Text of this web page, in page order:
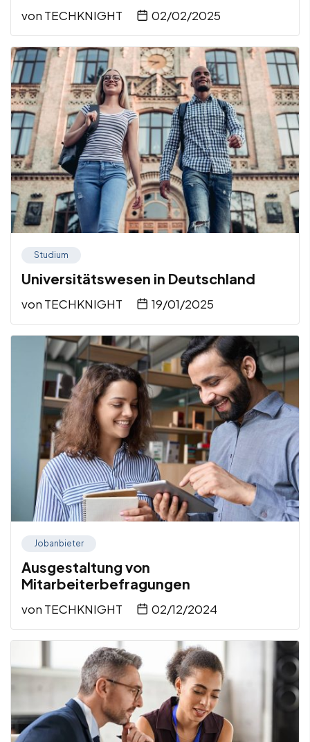
von TECHKNIGHT 02/02/2025
Studium
Universitätswesen in Deutschland
von TECHKNIGHT 19/01/2025
Jobanbieter
Ausgestaltung von
Mitarbeiterbefragungen
von TECHKNIGHT 02/12/2024